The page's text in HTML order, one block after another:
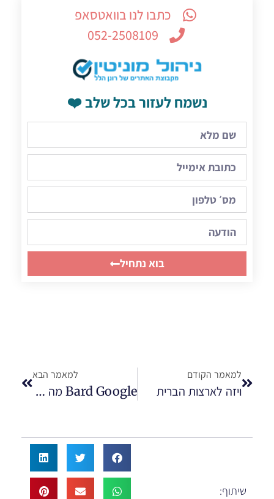
כתבו לנו בוואטסאפ
052-2508109
נשמח לעזור בכל שלב ❤️
בוא נתחיל
למאמר הקודם
ויזה לארצות הברית
למאמר הבא
Bard Google מה זה – בארד
שיתוף: